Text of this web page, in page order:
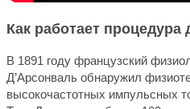
Как работает процедура
В 1891 году французский
Д’Арсонваль обнаружил
высокочастотных импульсных